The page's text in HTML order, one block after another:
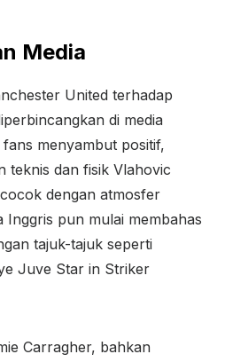
Media
United terhadap
di media
menyambut positif,
teknis dan fisik Vlahovic
dengan atmosfer
Inggris pun mulai membahas
tajuk-tajuk seperti
Juve Star in Striker
Carragher, bahkan